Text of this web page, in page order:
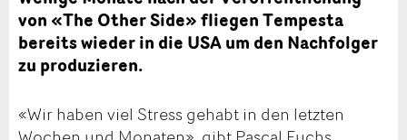
von «The Other Side» fliegen Tempesta
bereits wieder in die USA um den Nachfolger
zu produzieren.
«Wir haben viel Stress gehabt in den letzten